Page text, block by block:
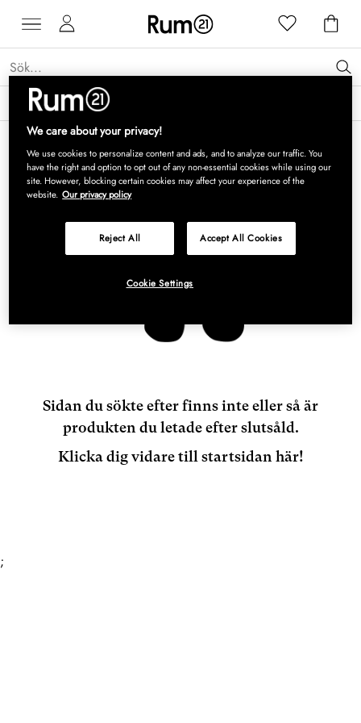
Få 15 % rabatt på Grythyttan Stålmöbler* →
Sidan du sökte efter finns inte eller så är
produkten du letade efter slutsåld.
Klicka dig vidare till startsidan här!
;
We care about your privacy!
We use cookies to personalize content and ads, and to analyze our traffic. You
have the right and option to opt out of any non-essential cookies while using our
site. However, blocking certain cookies may affect your experience of the
website. Our privacy policy
Reject All Accept All Cookies
Cookie Settings